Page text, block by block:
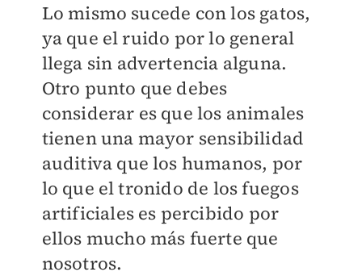
Lo mismo sucede con los gatos,
ya que el ruido por lo general
llega sin advertencia alguna.
Otro punto que debes
considerar es que los animales
tienen una mayor sensibilidad
auditiva que los humanos, por
lo que el tronido de los fuegos
artificiales es percibido por
ellos mucho más fuerte que
nosotros.